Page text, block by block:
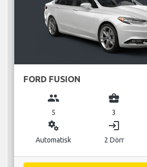
FORD FUSION
group
5
business_center
3
miscellaneous_services
Automatisk
login
2 Dörr